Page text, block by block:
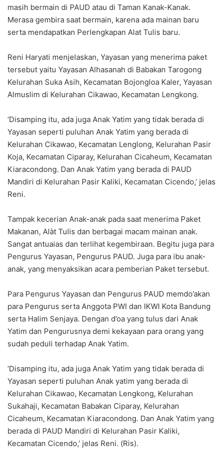
masih bermain di PAUD atau di Taman Kanak-Kanak.
Merasa gembira saat bermain, karena ada mainan baru
serta mendapatkan Perlengkapan Alat Tulis baru.
Reni Haryati menjelaskan, Yayasan yang menerima paket
tersebut yaitu Yayasan Alhasanah di Babakan Tarogong
Kelurahan Suka Asih, Kecamatan Bojongloa Kaler, Yayasan
Almuslim di Kelurahan Cikawao, Kecamatan Lengkong.
‘Disamping itu, ada juga Anak Yatim yang tidak berada di
Yayasan seperti puluhan Anak Yatim yang berada di
Kelurahan Cikawao, Kecamatan Lenglong, Kelurahan Pasir
Koja, Kecamatan Ciparay, Kelurahan Cicaheum, Kecamatan
Kiaracondong. Dan Anak Yatim yang berada di PAUD
Mandiri di Kelurahan Pasir Kaliki, Kecamatan Cicendo,’ jelas
Reni.
Tampak kecerian Anak-anak pada saat menerima Paket
Makanan, Alàt Tulis dan berbagai macam mainan anak.
Sangat antuaias dan terlihat kegembiraan. Begitu juga para
Pengurus Yayasan, Pengurus PAUD. Juga para ibu anak-
anak, yang menyaksikan acara pemberian Paket tersebut.
Para Pengurus Yayasan dan Pengurus PAUD memdo’akan
para Pengurus serta Anggota PWI dan IKWI Kota Bandung
serta Halim Senjaya. Dengan d’oa yang tulus dari Anak
Yatim dan Pengurusnya demi kekayaan para orang yang
sudah peduli terhadap Anak Yatim.
‘Disamping itu, ada juga Anak Yatim yang tidak berada di
Yayasan seperti puluhan Anak yatim yang berada di
Kelurahan Cikawao, Kecamatan Lengkong, Kelurahan
Sukahaji, Kecamatan Babakan Ciparay, Kelurahan
Cicaheum, Kecamatan Kiaracondong. Dan Anak Yatim yang
berada di PAUD Mandiri di Kelurahan Pasir Kaliki,
Kecamatan Cicendo,’ jelas Reni. (Ris).